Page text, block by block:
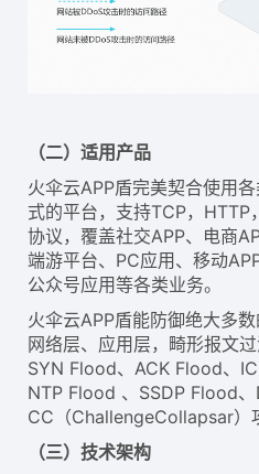
（二）适用产品
火伞云APP盾完美契合使用
式的平台，支持TCP，
协议，覆盖社交APP、电商
端游平台、PC应用、移动
公众号应用等各类业务。
火伞云APP盾能防御绝大多
网络层、应用层，畸形报文过
SYN Flood、ACK Flood、
NTP Flood 、SSDP Flood、
CC（ChallengeCollapsar）
（三）技术架构